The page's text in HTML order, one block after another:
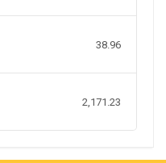
38.96
2,171.23